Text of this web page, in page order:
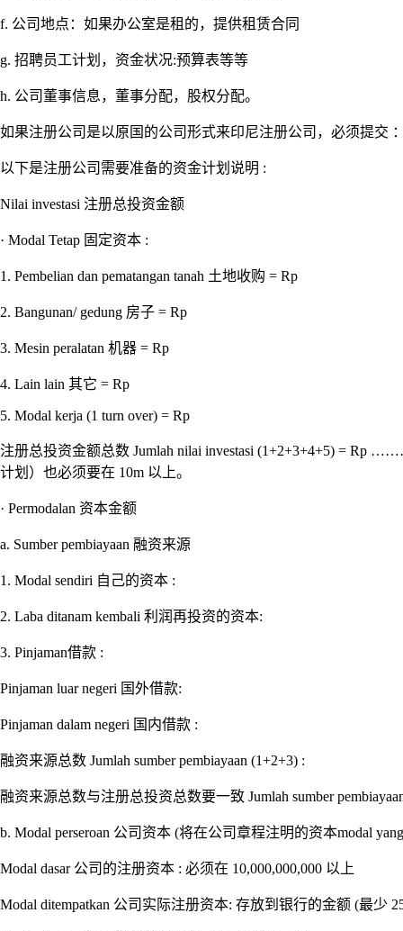
f. 公司地点：如果办公室是租的，提供租赁合同
g. 招聘员工计划，资金状况:预算表等等
h. 公司董事信息，董事分配，股权分配。
如果注册公司是以原国的公司形式来印尼注册公司，必须提交
以下是注册公司需要准备的资金计划说明 :
Nilai investasi 注册总投资金额
· Modal Tetap 固定资本 :
1. Pembelian dan pematangan tanah 土地收购 = Rp
2. Bangunan/ gedung 房子 = Rp
3. Mesin peralatan 机器 = Rp
4. Lain lain 其它 = Rp
5. Modal kerja (1 turn over) = Rp
注册总投资金额总数 Jumlah nilai investasi (1+2+3+4+5) =
计划）也必须要在 10m 以上。
· Permodalan 资本金额
a. Sumber pembiayaan 融资来源
1. Modal sendiri 自己的资本 :
2. Laba ditanam kembali 利润再投资的资本:
3. Pinjaman借款 :
Pinjaman luar negeri 国外借款:
Pinjaman dalam negeri 国内借款 :
融资来源总数 Jumlah sumber pembiayaan (1+2+3) :
融资来源总数与注册总投资总数要一致 Jumlah sumber pembiayaan
b. Modal perseroan 公司资本 (将在公司章程注明的资本modal yang
Modal dasar 公司的注册资本 : 必须在 10,000,000,000 以上
Modal ditempatkan 公司实际注册资本: 存放到银行的金额 (最少